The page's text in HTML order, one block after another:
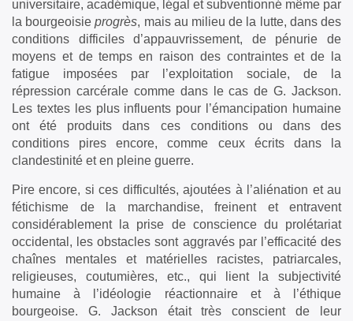
universitaire, académique, légal et subventionné même par
la bourgeoisieprogrès, mais au milieu de la lutte, dans des
conditions difficiles d’appauvrissement, de pénurie de
moyens et de temps en raison des contraintes et de la
fatigue imposées par l’exploitation sociale, de la
répression carcérale comme dans le cas de G. Jackson.
Les textes les plus influents pour l’émancipation humaine
ont été produits dans ces conditions ou dans des
conditions pires encore, comme ceux écrits dans la
clandestinité et en pleine guerre.
Pire encore, si ces difficultés, ajoutées à l’aliénation et au
fétichisme de la marchandise, freinent et entravent
considérablement la prise de conscience du prolétariat
occidental, les obstacles sont aggravés par l’efficacité des
chaînes mentales et matérielles racistes, patriarcales,
religieuses, coutumières, etc., qui lient la subjectivité
humaine à l’idéologie réactionnaire et à l’éthique
bourgeoise. G. Jackson était très conscient de leur